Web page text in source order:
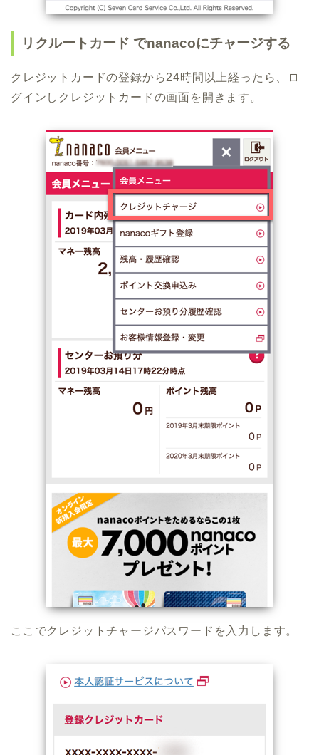
リクルートカード でnanacoにチャージする
クレジットカードの登録から24時間以上経ったら、ロ
グインしクレジットカードの画面を開きます。
ここでクレジットチャージパスワードを入力します。